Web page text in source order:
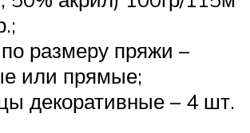
размеру пряжи –
или прямые;
декоративные – 4 шт.